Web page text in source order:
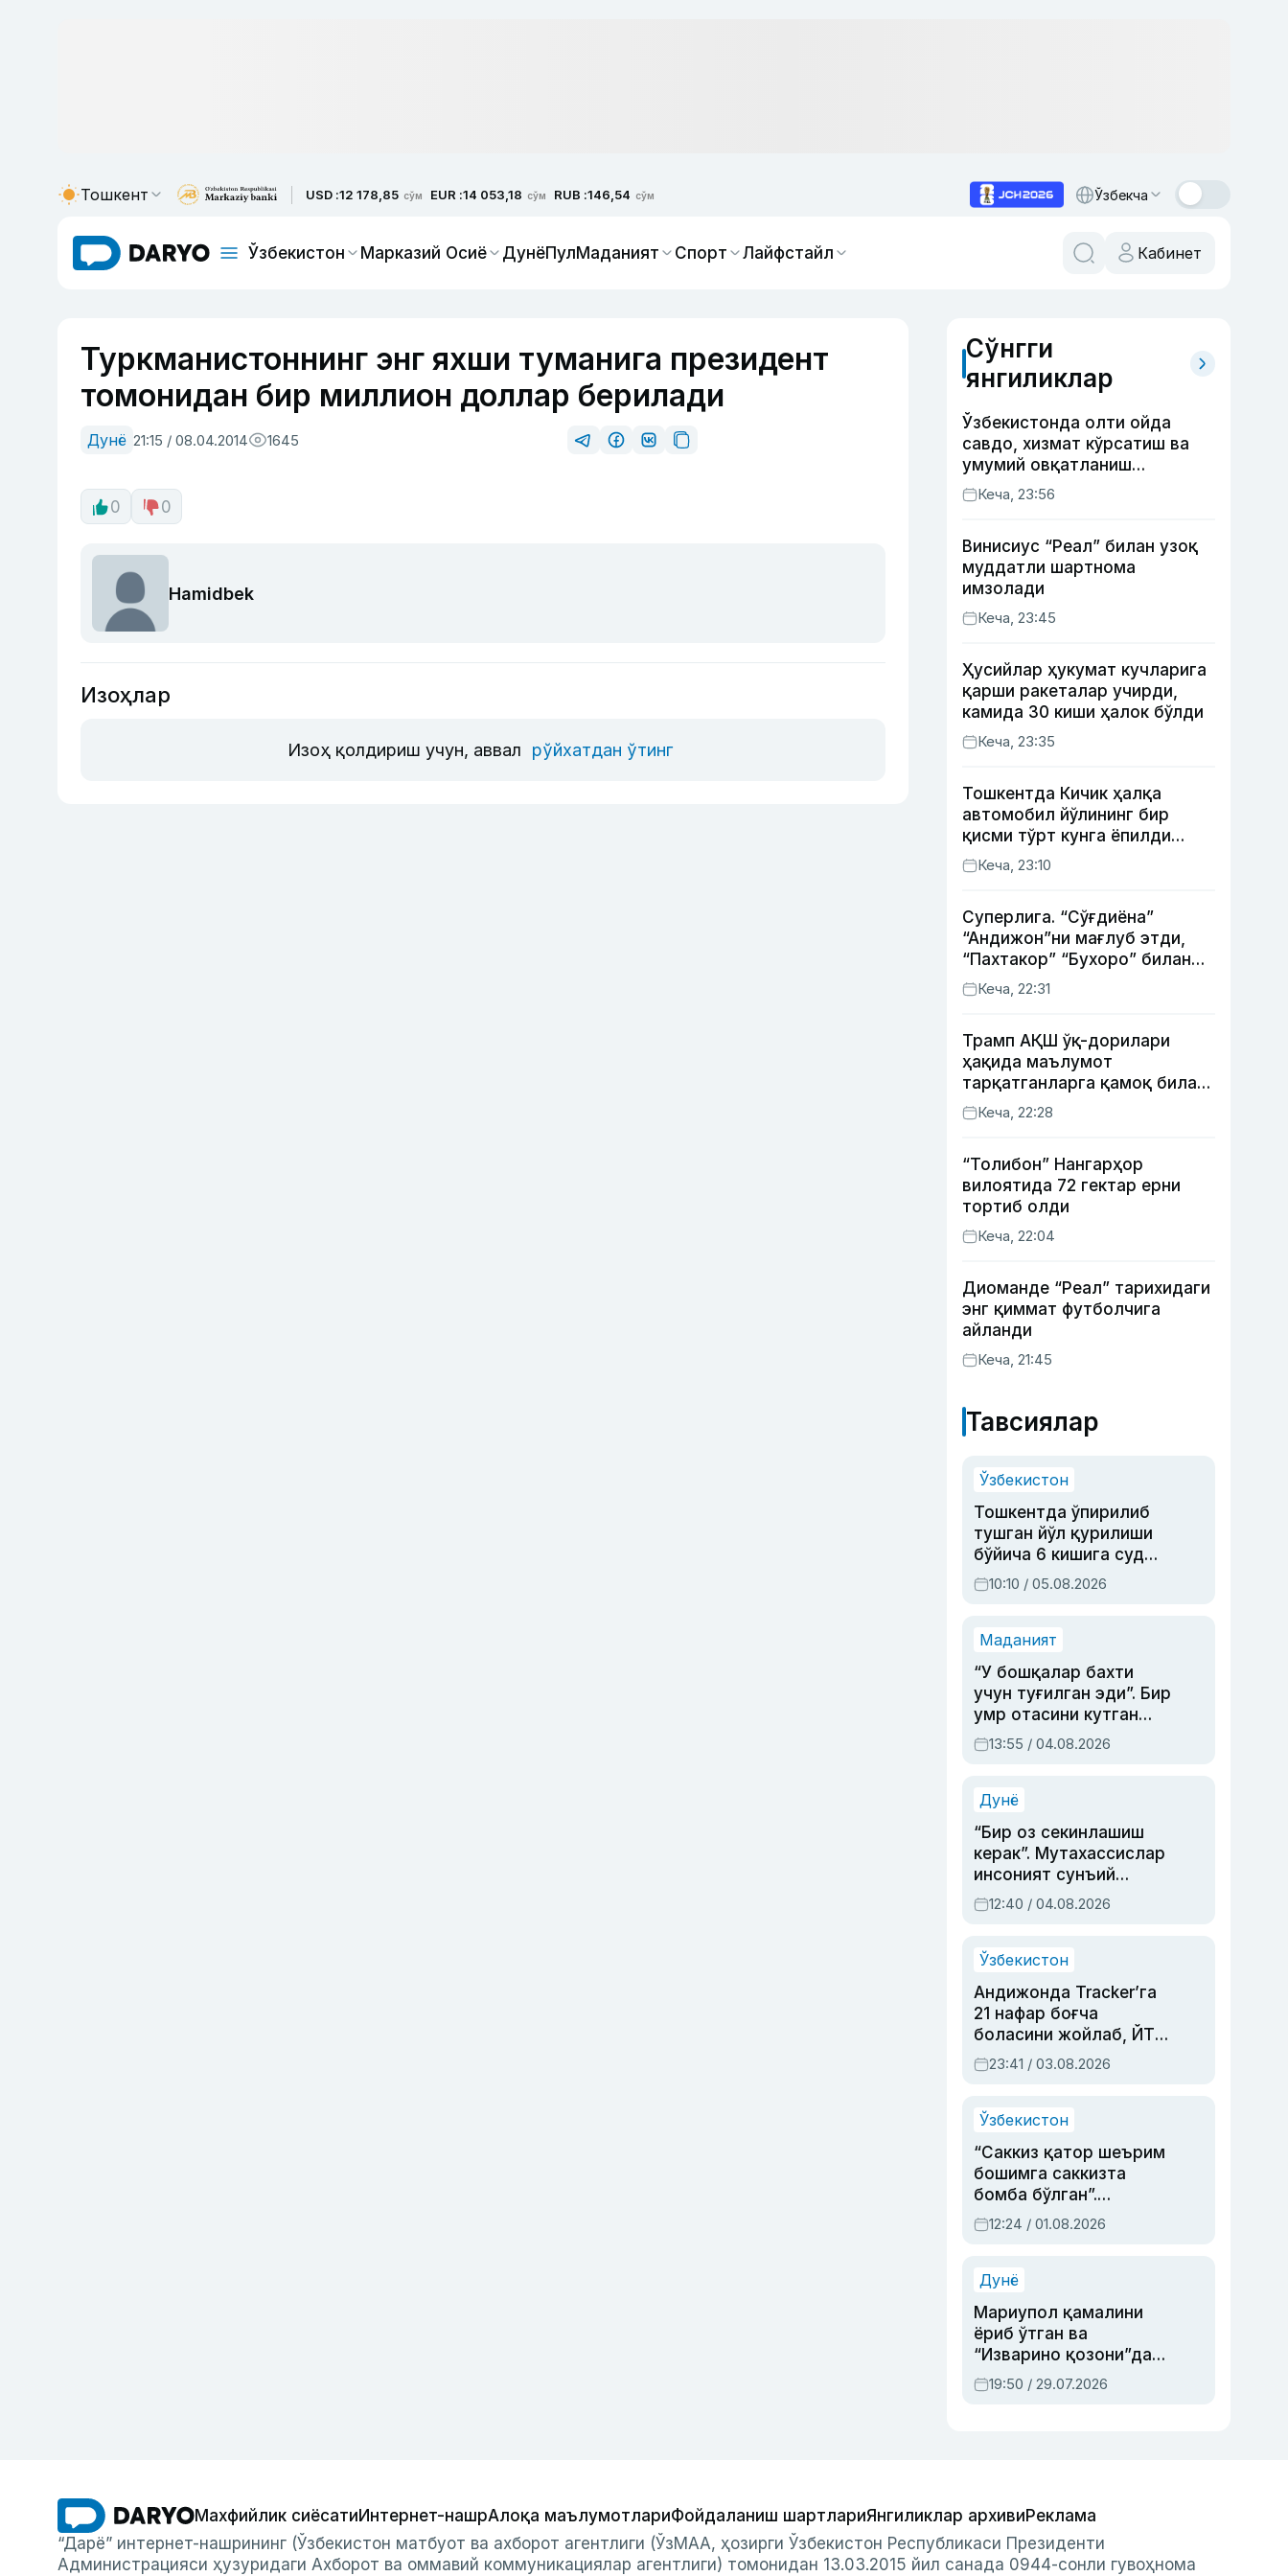
Тошкент USD :12 178,85 сўм EUR :14 053,18 сўм RUB :146,54 сўм Ўзбекча
Ўзбекистон Марказий Осиё ДунёПулМаданият Спорт Лайфстайл Кабинет
Туркманистоннинг энг яхши туманига президент
томонидан бир миллион доллар берилади
Дунё 21:15 / 08.04.2014 1645
0 0
Hamidbek
Изоҳлар
Изоҳ қолдириш учун, аввал рўйхатдан ўтинг
Сўнгги
янгиликлар
Ўзбекистонда олти ойда
савдо, хизмат кўрсатиш ва
умумий овқатланиш
корхоналари қанча солиқ
тўлагани очиқланди
Кеча, 23:56
Винисиус “Реал” билан узоқ
муддатли шартнома
имзолади
Кеча, 23:45
Ҳусийлар ҳукумат кучларига
қарши ракеталар учирди,
камида 30 киши ҳалок бўлди
Кеча, 23:35
Тошкентда Кичик ҳалқа
автомобил йўлининг бир
қисми тўрт кунга ёпилди
(харита)
Кеча, 23:10
Суперлига. “Сўғдиёна”
“Андижон”ни мағлуб этди,
“Пахтакор” “Бухоро” билан
жанговар дуранг қайд этди
Кеча, 22:31
Трамп АҚШ ўқ-дорилари
ҳақида маълумот
тарқатганларга қамоқ билан
таҳдид қилди
Кеча, 22:28
“Толибон” Нангарҳор
вилоятида 72 гектар ерни
тортиб олди
Кеча, 22:04
Диоманде “Реал” тарихидаги
энг қиммат футболчига
айланди
Кеча, 21:45
Тавсиялар
Ўзбекистон
Тошкентда ўпирилиб
тушган йўл қурилиши
бўйича 6 кишига суд
ҳукми ўқилди
10:10 / 05.08.2026
Маданият
“У бошқалар бахти
учун туғилган эди”. Бир
умр отасини кутган
актриса ва дубльяж
устаси Римма
синовларга тўла ҳаёти
13:55 / 04.08.2026
Дунё
“Бир оз секинлашиш
керак”. Мутахассислар
инсоният сунъий
интеллектни бошқара
олмай қолишидан
12:40 / 04.08.2026
Ўзбекистон
Андижонда Tracker’га
21 нафар боғча
боласини жойлаб, ЙТҲ
содир этган аёлга суд
ҳукми ўқилди
23:41 / 03.08.2026
Ўзбекистон
“Саккиз қатор шеърим
бошимга саккизта
бомба бўлган”.
Абдулла Ориповни
сиёсий айбловлардан
12:24 / 01.08.2026
Дунё
Мариупол қамалини
ёриб ўтган ва
“Изварино қозони”дан
чиққан қаҳрамон —
Украина армияси бош
19:50 / 29.07.2026
Махфийлик сиёсатиИнтернет-нашрАлоқа маълумотлариФойдаланиш шартлариЯнгиликлар архивиРеклама
“Дарё” интернет-нашрининг (Ўзбекистон матбуот ва ахборот агентлиги (ЎзМАА, ҳозирги Ўзбекистон Республикаси Президенти
Администрацияси ҳузуридаги Ахборот ва оммавий коммуникациялар агентлиги) томонидан 13.03.2015 йил санада 0944-сонли гувоҳнома